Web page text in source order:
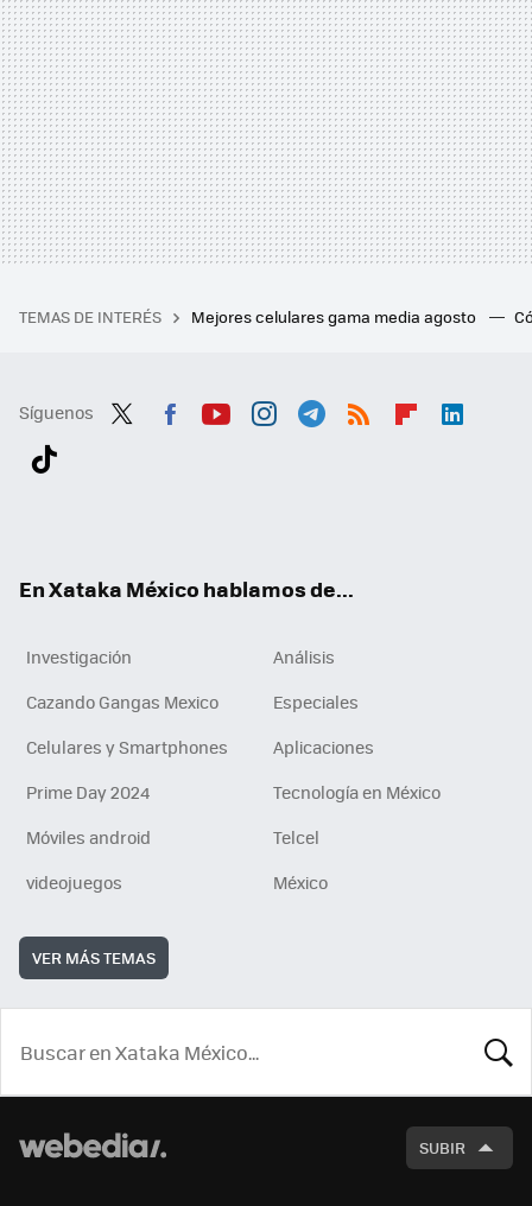
TEMAS DE INTERÉS Mejores celulares gama media agosto
Síguenos
En Xataka México hablamos de...
Investigación
Análisis
Cazando Gangas Mexico
Especiales
Celulares y Smartphones
Aplicaciones
Prime Day 2024
Tecnología en México
Móviles android
Telcel
videojuegos
México
VER MÁS TEMAS
SUBIR